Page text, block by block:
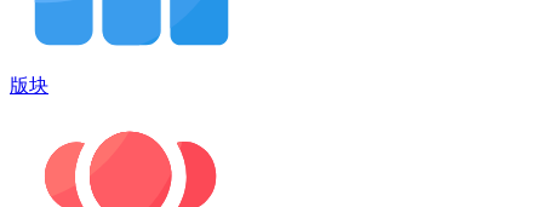
版块